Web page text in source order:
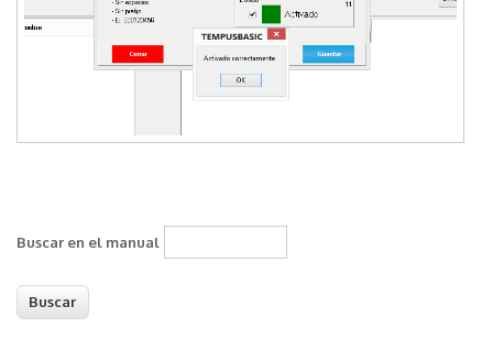
Buscar en el manual